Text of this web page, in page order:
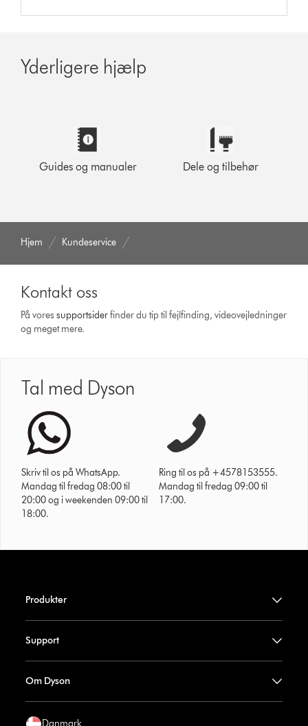
Yderligere hjælp
Guides og manualer Dele og tilbehør
Hjem Kundeservice
Kontakt oss
På voressupport­siderfinder du tip til fejlfinding, video­vejledninger
og meget mere.
Tal med Dyson
Skriv til os på WhatsApp.
Mandag til fredag 08:00 til
20:00 og i weekenden 09:00 til
18:00.
Ring til os på +4578153555.
Mandag til fredag 09:00 til
17:00.
Produkter
Support
Om Dyson
Danmark